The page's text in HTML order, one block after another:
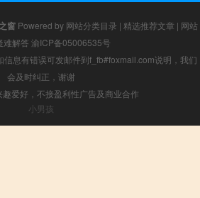
窗 Powered by 网站分类目录 | 精选推荐文章 | 网站
难解答 渝ICP备05006535号
信息有错误可发邮件到f_fb#foxmail.com说明，我们
会及时纠正，谢谢
爱好，不接盈利性广告及商业合作
小男孩